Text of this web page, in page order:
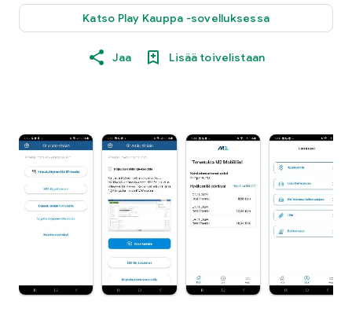
Katso Play Kauppa ‐sovelluksessa
Jaa Lisää toivelistaan